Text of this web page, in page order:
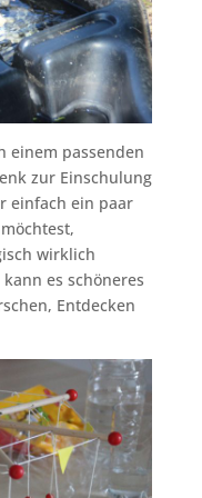
einem passenden
zur Einschulung
einfach ein paar
wirklich
es schöneres
Entdecken